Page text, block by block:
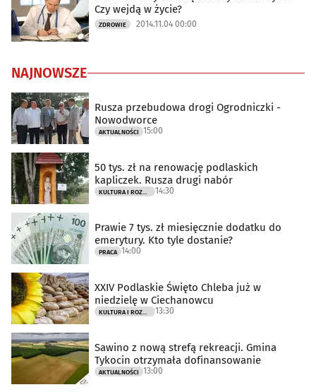
Czy wejdą w życie?
ZDROWIE 2014.11.04 00:00
NAJNOWSZE
Rusza przebudowa drogi Ogrodniczki -
Nowodworce
AKTUALNOŚCI 15:00
50 tys. zł na renowację podlaskich
kapliczek. Rusza drugi nabór
14:30
Prawie 7 tys. zł miesięcznie dodatku do
emerytury. Kto tyle dostanie?
PRACA 14:00
XXIV Podlaskie Święto Chleba już w
niedzielę w Ciechanowcu
13:30
Sawino z nową strefą rekreacji. Gmina
Tykocin otrzymała dofinansowanie
AKTUALNOŚCI 13:00